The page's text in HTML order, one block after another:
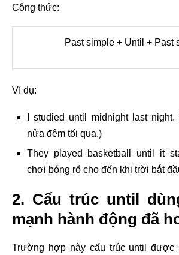
Công thức:
Past simple + Until + Past
Ví dụ:
I studied until midnight last
nửa đêm tối qua.)
They played basketball until it
chơi bóng rổ cho đến khi trời bắt
2. Cấu trúc until
mạnh hành động đã
Trường hợp này cấu trúc until được